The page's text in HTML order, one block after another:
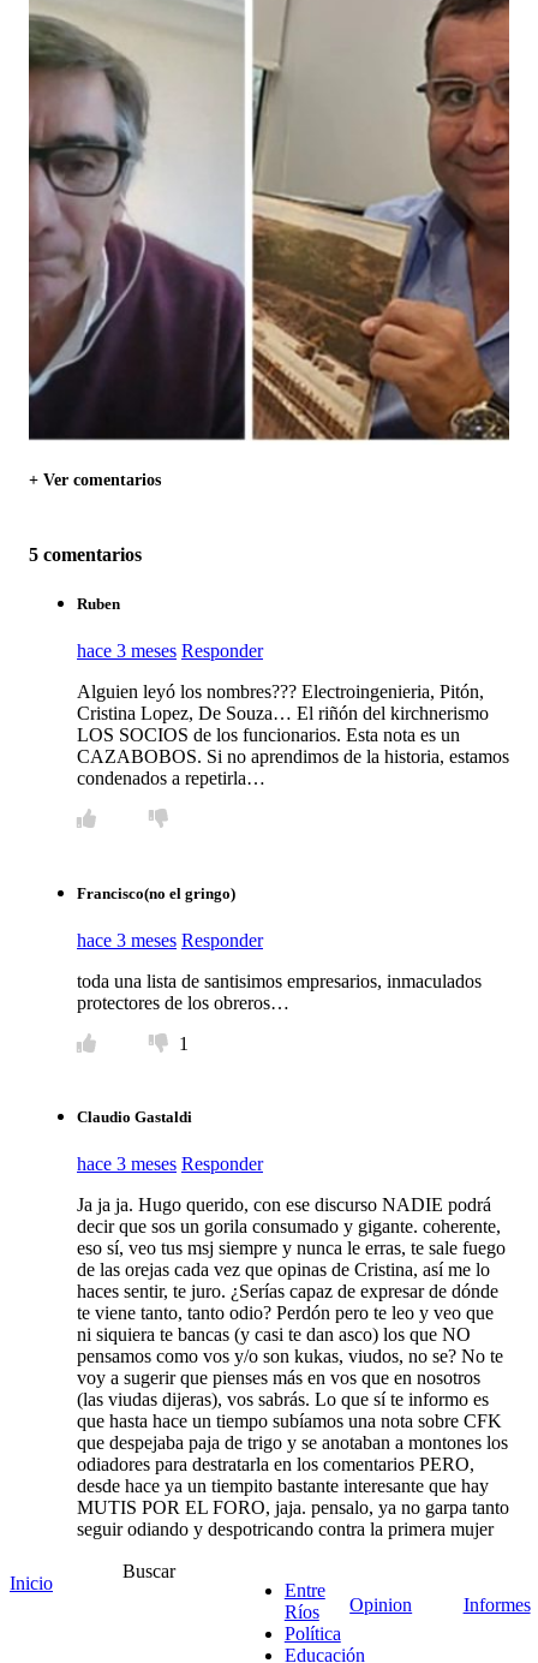
+ Ver comentarios
5 comentarios
Ruben
hace 3 meses Responder
Alguien leyó los nombres??? Electroingenieria, Pitón,
Cristina Lopez, De Souza… El riñón del kirchnerismo
LOS SOCIOS de los funcionarios. Esta nota es un
CAZABOBOS. Si no aprendimos de la historia, estamos
condenados a repetirla…
Francisco(no el gringo)
hace 3 meses Responder
toda una lista de santisimos empresarios, inmaculados
protectores de los obreros…
1
Claudio Gastaldi
hace 3 meses Responder
Ja ja ja. Hugo querido, con ese discurso NADIE podrá
decir que sos un gorila consumado y gigante. coherente,
eso sí, veo tus msj siempre y nunca le erras, te sale fuego
de las orejas cada vez que opinas de Cristina, así me lo
haces sentir, te juro. ¿Serías capaz de expresar de dónde
te viene tanto, tanto odio? Perdón pero te leo y veo que
ni siquiera te bancas (y casi te dan asco) los que NO
pensamos como vos y/o son kukas, viudos, no se? No te
voy a sugerir que pienses más en vos que en nosotros
(las viudas dijeras), vos sabrás. Lo que sí te informo es
que hasta hace un tiempo subíamos una nota sobre CFK
que despejaba paja de trigo y se anotaban a montones los
odiadores para destratarla en los comentarios PERO,
desde hace ya un tiempito bastante interesante que hay
MUTIS POR EL FORO, jaja. pensalo, ya no garpa tanto
seguir odiando y despotricando contra la primera mujer
argentinos los mejores años de su vida. Mucho menos
ahora que se empieza a conocer la verdad de la milanesa.
Inicio
Buscar
Entre
Ríos
Política
Educación
Opinion Informes